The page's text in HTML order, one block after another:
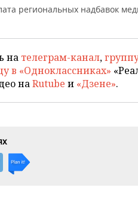
региональных надбавок
на телеграм-канал,
в «Одноклассниках»
наRutube и «Дзене».